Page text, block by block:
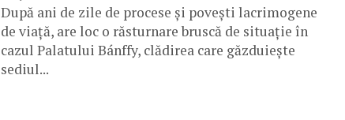
După ani de zile de procese și povești lacrimogene
de viață, are loc o răsturnare bruscă de situație în
cazul Palatului Bánffy, clădirea care găzduiește
sediul...